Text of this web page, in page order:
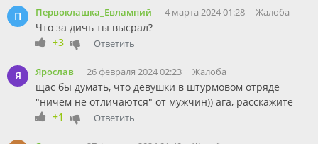
П Первоклашка_Евлампий 4 марта 2024 01:28 Жалоба
Что за дичь ты высрал?
+3
Ответить
Я Ярослав 26 февраля 2024 02:23 Жалоба
щас бы думать, что девушки в штурмовом отряде
"ничем не отличаются" от мужчин)) ага, расскажите
+1
Ответить